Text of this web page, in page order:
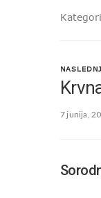
7 junija,